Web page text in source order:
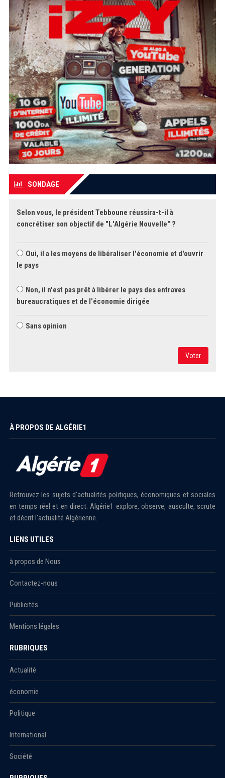
SONDAGE
Selon vous, le président Tebboune réussira-t-il à
concrétiser son objectif de "L'Algérie Nouvelle" ?
Oui, il a les moyens de libéraliser l'économie et d'ouvrir
le pays
Non, il n'est pas prêt à libérer le pays des entraves
bureaucratiques et de l'économie dirigée
Sans opinion
Voter
À PROPOS DE ALGÉRIE1
Retrouvez les sujets d'actualités politiques, économiques et sociales
en temps réel et en direct. Algérie1 explore, observe, ausculte, scrute
et décrit l'actualité Algérienne.
LIENS UTILES
à propos de Nous
Contactez-nous
Publicités
Mentions légales
RUBRIQUES
Actualité
économie
Politique
International
Société